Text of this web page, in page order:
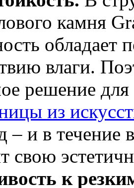
камня
влаги.
решение
из
– и в течение
свою
к